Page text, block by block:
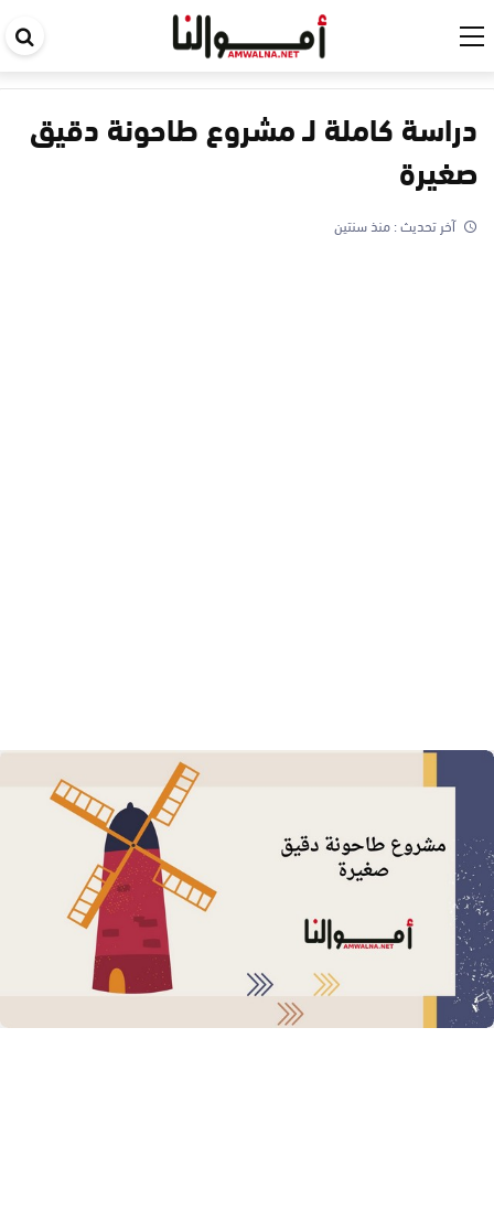
دراسة كاملة لـ مشروع طاحونة دقيق
صغيرة
آخر تحديث :منذ سنتين